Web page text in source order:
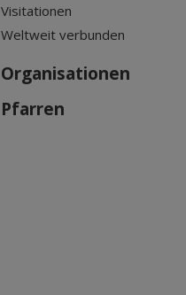
Visitationen
Weltweit verbunden
Organisationen
Pfarren